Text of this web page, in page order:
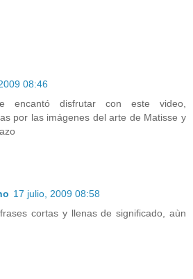
08:46
encantó disfrutar con este video,
por las imágenes del arte de Matisse y
17 julio, 2009 08:58
cortas y llenas de significado, aùn